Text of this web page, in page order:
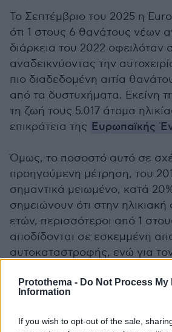
Protothema - Do Not Process My
Information
If you wish to opt-out of the sale,
Το Σεπτέμβριο του 2025 η
ότι 1 στους 6 θανάτους νέων
διάρκεια του 2022 οφειλόταν
αναδεικνύοντας την
πιο διαδεδομένη αιτία
από τα δυστυχήματα. Εκείνη
τη ζωή τους 5.017 άτομα
επικράτεια της Ευρωπαϊκής
Όμως, το ποσοστό αυτό σε
προηγούμενη μέτρηση, του
σημαντικά μειωμένο, κατά
σημειώνουν ότι στην
ετών, περισσότεροι από 1
αποδίδονται σε εσκεμμένη
αυτοκαταστροφής, ενώ για
μικρότερο: Μόλις 1 στους 100
οφείλεται σε αυτοχειρία.
Η κρατική μέριμνα